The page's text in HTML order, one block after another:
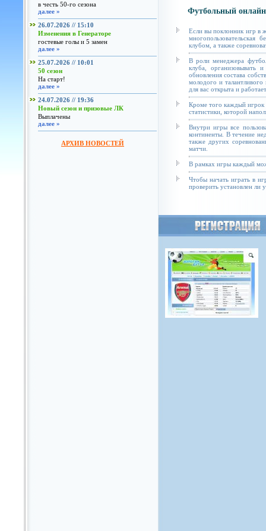
в честь 50-го сезона
далее »
26.07.2026 // 15:10
Изменения в Генераторе
гостевые голы и 5 замен
далее »
25.07.2026 // 10:01
50 сезон
На старт!
далее »
24.07.2026 // 19:36
Новый сезон и призовые ЛК
Выплачены
далее »
АРХИВ НОВОСТЕЙ
Футбольный
Если вы поклонник игр в
клубом, а также
В роли менеджера
клуба, организовывать
обновления состава
молодого и талантливого
для вас открыта и
Кроме того каждый игрок
статистики, которой
Внутри игры все
континенты. В течение
также других
матчи.
В рамках игры каждый
Чтобы начать играть в
проверить установлен ли